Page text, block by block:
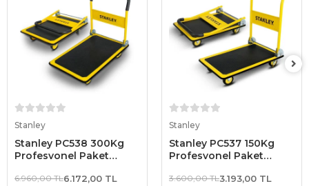
Stanley
Stanley PC538 300Kg
Profesyonel Paket
6.960,00 TL6.172,00 TL
Stanley
Stanley PC537 150Kg
Profesyonel Paket
3.600,00 TL3.193,00 TL